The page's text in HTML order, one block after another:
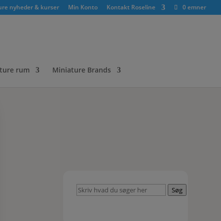
nyheder & kurser Min Konto Kontakt Roseline 0 emner
rum Miniature Brands
Skriv
Søg